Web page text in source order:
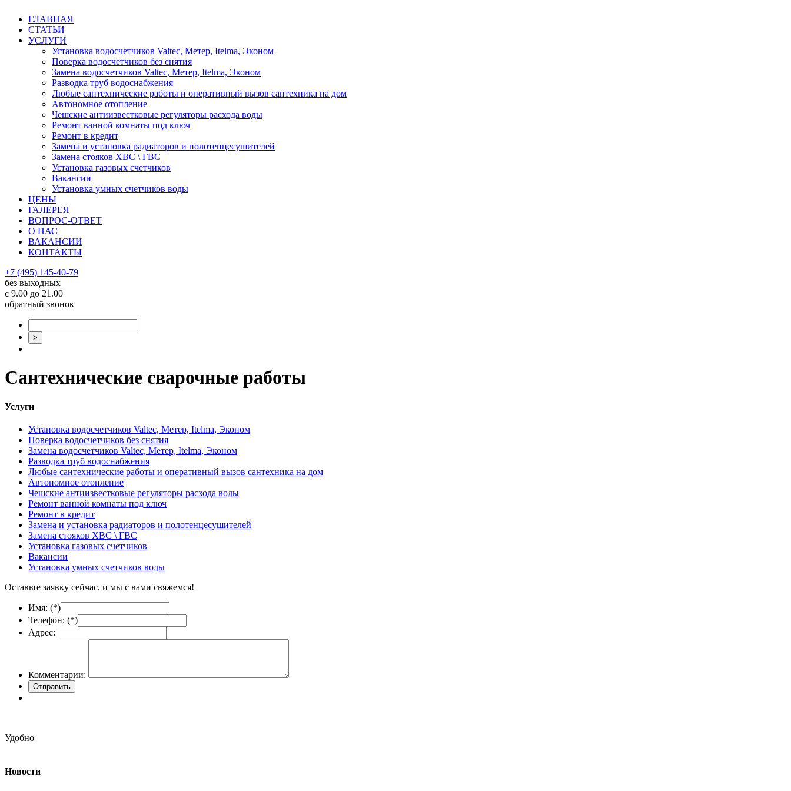
ГЛАВНАЯ
СТАТЬИ
УСЛУГИ
Установка водосчетчиков Valtec, Метер, Itelma, Эконом
Поверка водосчетчиков без снятия
Замена водосчетчиков Valtec, Метер, Itelma, Эконом
Разводка труб водоснабжения
Любые сантехнические работы и оперативный вызов сантехника на дом
Автономное отопление
Чешские антиизвестковые регуляторы расхода воды
Ремонт ванной комнаты под ключ
Ремонт в кредит
Замена и установка радиаторов и полотенцесушителей
Замена стояков ХВС \ ГВС
Установка газовых счетчиков
Вакансии
Установка умных счетчиков воды
ЦЕНЫ
ГАЛЕРЕЯ
ВОПРОС-ОТВЕТ
О НАС
ВАКАНСИИ
КОНТАКТЫ
+7 (495) 145-40-79
без выходных
с 9.00 до 21.00
обратный звонок
Сантехнические сварочные работы
Услуги
Установка водосчетчиков Valtec, Метер, Itelma, Эконом
Поверка водосчетчиков без снятия
Замена водосчетчиков Valtec, Метер, Itelma, Эконом
Разводка труб водоснабжения
Любые сантехнические работы и оперативный вызов сантехника на дом
Автономное отопление
Чешские антиизвестковые регуляторы расхода воды
Ремонт ванной комнаты под ключ
Ремонт в кредит
Замена и установка радиаторов и полотенцесушителей
Замена стояков ХВС \ ГВС
Установка газовых счетчиков
Вакансии
Установка умных счетчиков воды
Оставьте заявку сейчас, и мы с вами свяжемся!
Имя: (*)
Телефон: (*)
Адрес:
Комментарии:
Удобно
Новости